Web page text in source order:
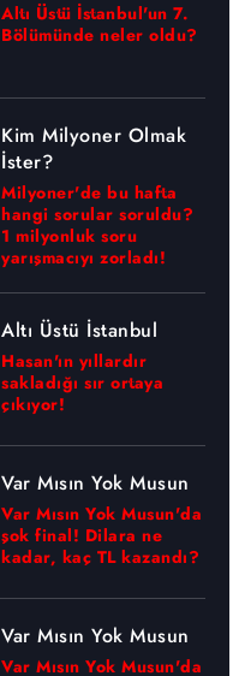
Altı Üstü İstanbul'un 7.
Bölümünde neler oldu?
Kim Milyoner Olmak
İster?
Milyoner'de bu hafta
hangi sorular soruldu?
1 milyonluk soru
yarışmacıyı zorladı!
Altı Üstü İstanbul
Hasan'ın yıllardır
sakladığı sır ortaya
çıkıyor!
Var Mısın Yok Musun
Var Mısın Yok Musun'da
şok final! Dilara ne
kadar, kaç TL kazandı?
Var Mısın Yok Musun
Var Mısın Yok Musun'da